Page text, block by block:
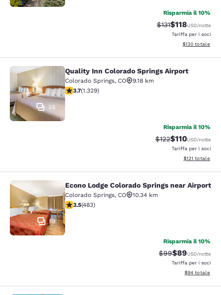
Risparmia il 10%
Tariffa di
$131Tariffa
$118USD/notte
Tariffa per i soci
Visualizza i
$130 totale
Quality Inn Colorado Springs Airport
28
Quality Inn Colorado Springs Airport
Colorado Springs, CO
9.18 km
Valutazione di 3.72 stelle. Buono. 1329 recensioni
3.7(1.329)
Risparmia il 10%
Tariffa di
$122Tariffa
$110USD/notte
Tariffa per i soci
Visualizza i
$121 totale
Econo Lodge Colorado Springs near
19
Econo Lodge Colorado Springs near Airport
Colorado Springs, CO
10.34 km
Valutazione di 3.48 stelle. Buono. 483 recensioni
3.5(483)
Risparmia il 10%
Tariffa di
$99Tariffa
$89USD/notte
Tariffa per i soci
Visualizza i
$94 totale